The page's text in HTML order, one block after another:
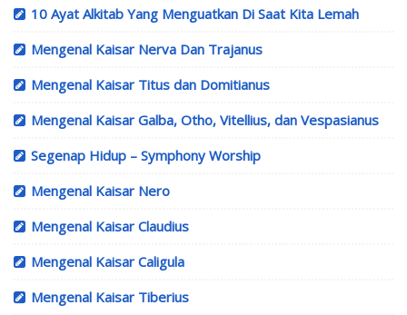
10 Ayat Alkitab Yang Menguatkan Di Saat Kita Lemah
Mengenal Kaisar Nerva Dan Trajanus
Mengenal Kaisar Titus dan Domitianus
Mengenal Kaisar Galba, Otho, Vitellius, dan Vespasianus
Segenap Hidup – Symphony Worship
Mengenal Kaisar Nero
Mengenal Kaisar Claudius
Mengenal Kaisar Caligula
Mengenal Kaisar Tiberius